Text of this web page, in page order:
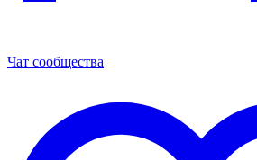
Чат сообщества